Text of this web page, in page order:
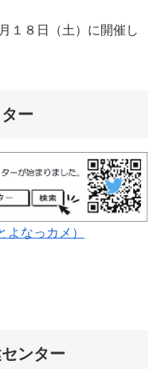
１８日（土）に開催し
ー
なっカメ）
ンター